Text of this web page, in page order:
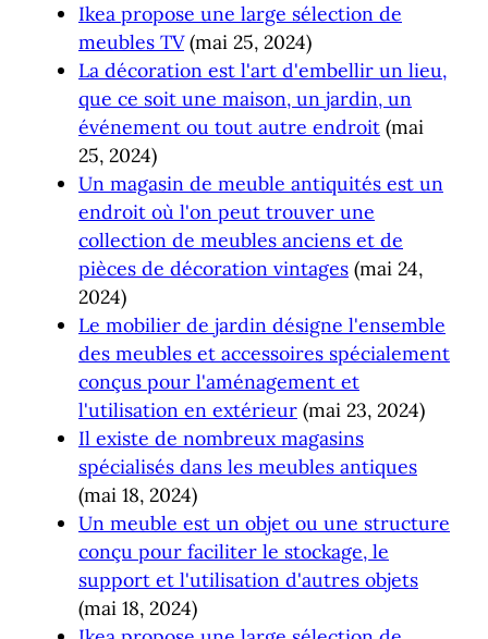
Ikea propose une large sélection de
meubles TV (mai 25, 2024)
La décoration est l'art d'embellir un lieu,
que ce soit une maison, un jardin, un
événement ou tout autre endroit (mai
25, 2024)
Un magasin de meuble antiquités est un
endroit où l'on peut trouver une
collection de meubles anciens et de
pièces de décoration vintages (mai 24,
2024)
Le mobilier de jardin désigne l'ensemble
des meubles et accessoires spécialement
conçus pour l'aménagement et
l'utilisation en extérieur (mai 23, 2024)
Il existe de nombreux magasins
spécialisés dans les meubles antiques
(mai 18, 2024)
Un meuble est un objet ou une structure
conçu pour faciliter le stockage, le
support et l'utilisation d'autres objets
(mai 18, 2024)